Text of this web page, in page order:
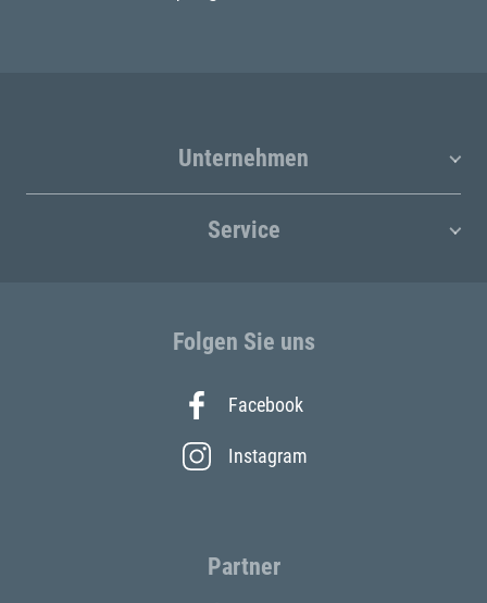
Unternehmen
Service
Folgen Sie uns
Facebook
Instagram
Partner